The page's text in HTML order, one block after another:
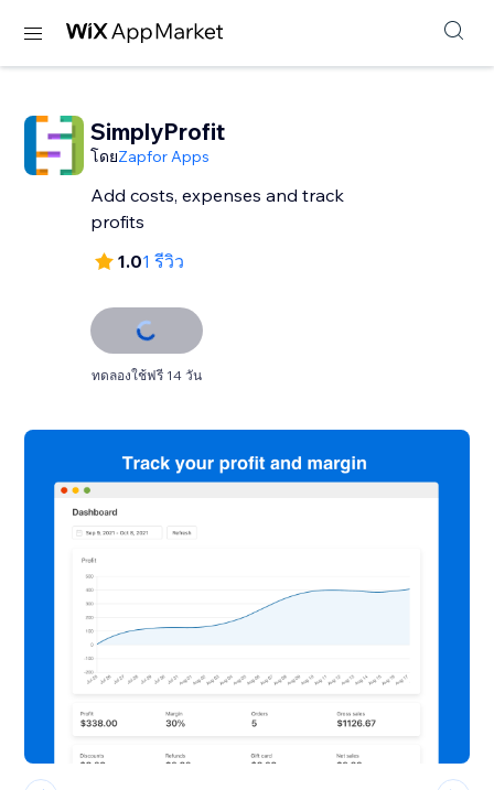
SimplyProfit
โดยZapfor Apps
Add costs, expenses and track
profits
1.01 รีวิว
ทดลองใช้ฟรี 14 วัน